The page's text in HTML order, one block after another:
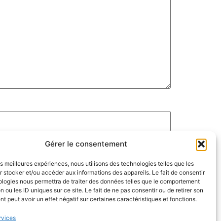
Gérer le consentement
meilleures expériences, nous utilisons des technologies telles que les
stocker et/ou accéder aux informations des appareils. Le fait de consentir
nous permettra de traiter des données telles que le comportement
ou les ID uniques sur ce site. Le fait de ne pas consentir ou de retirer son
peut avoir un effet négatif sur certaines caractéristiques et fonctions.